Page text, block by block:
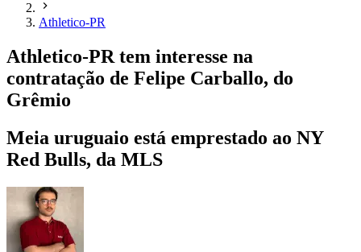
Athletico-PR
Athletico-PR tem interesse na
contratação de Felipe Carballo, do
Grêmio
Meia uruguaio está emprestado ao NY
Red Bulls, da MLS